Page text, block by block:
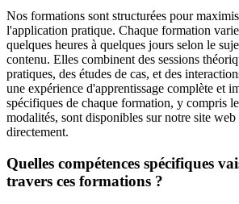
Nos formations sont structurées pour
l'application pratique. Chaque formation
quelques heures à quelques jours selon le
contenu. Elles combinent des sessions
pratiques, des études de cas, et des
une expérience d'apprentissage complète et
spécifiques de chaque formation, y compris
modalités, sont disponibles sur notre site
directement.
Quelles compétences spécifiques
travers ces formations ?